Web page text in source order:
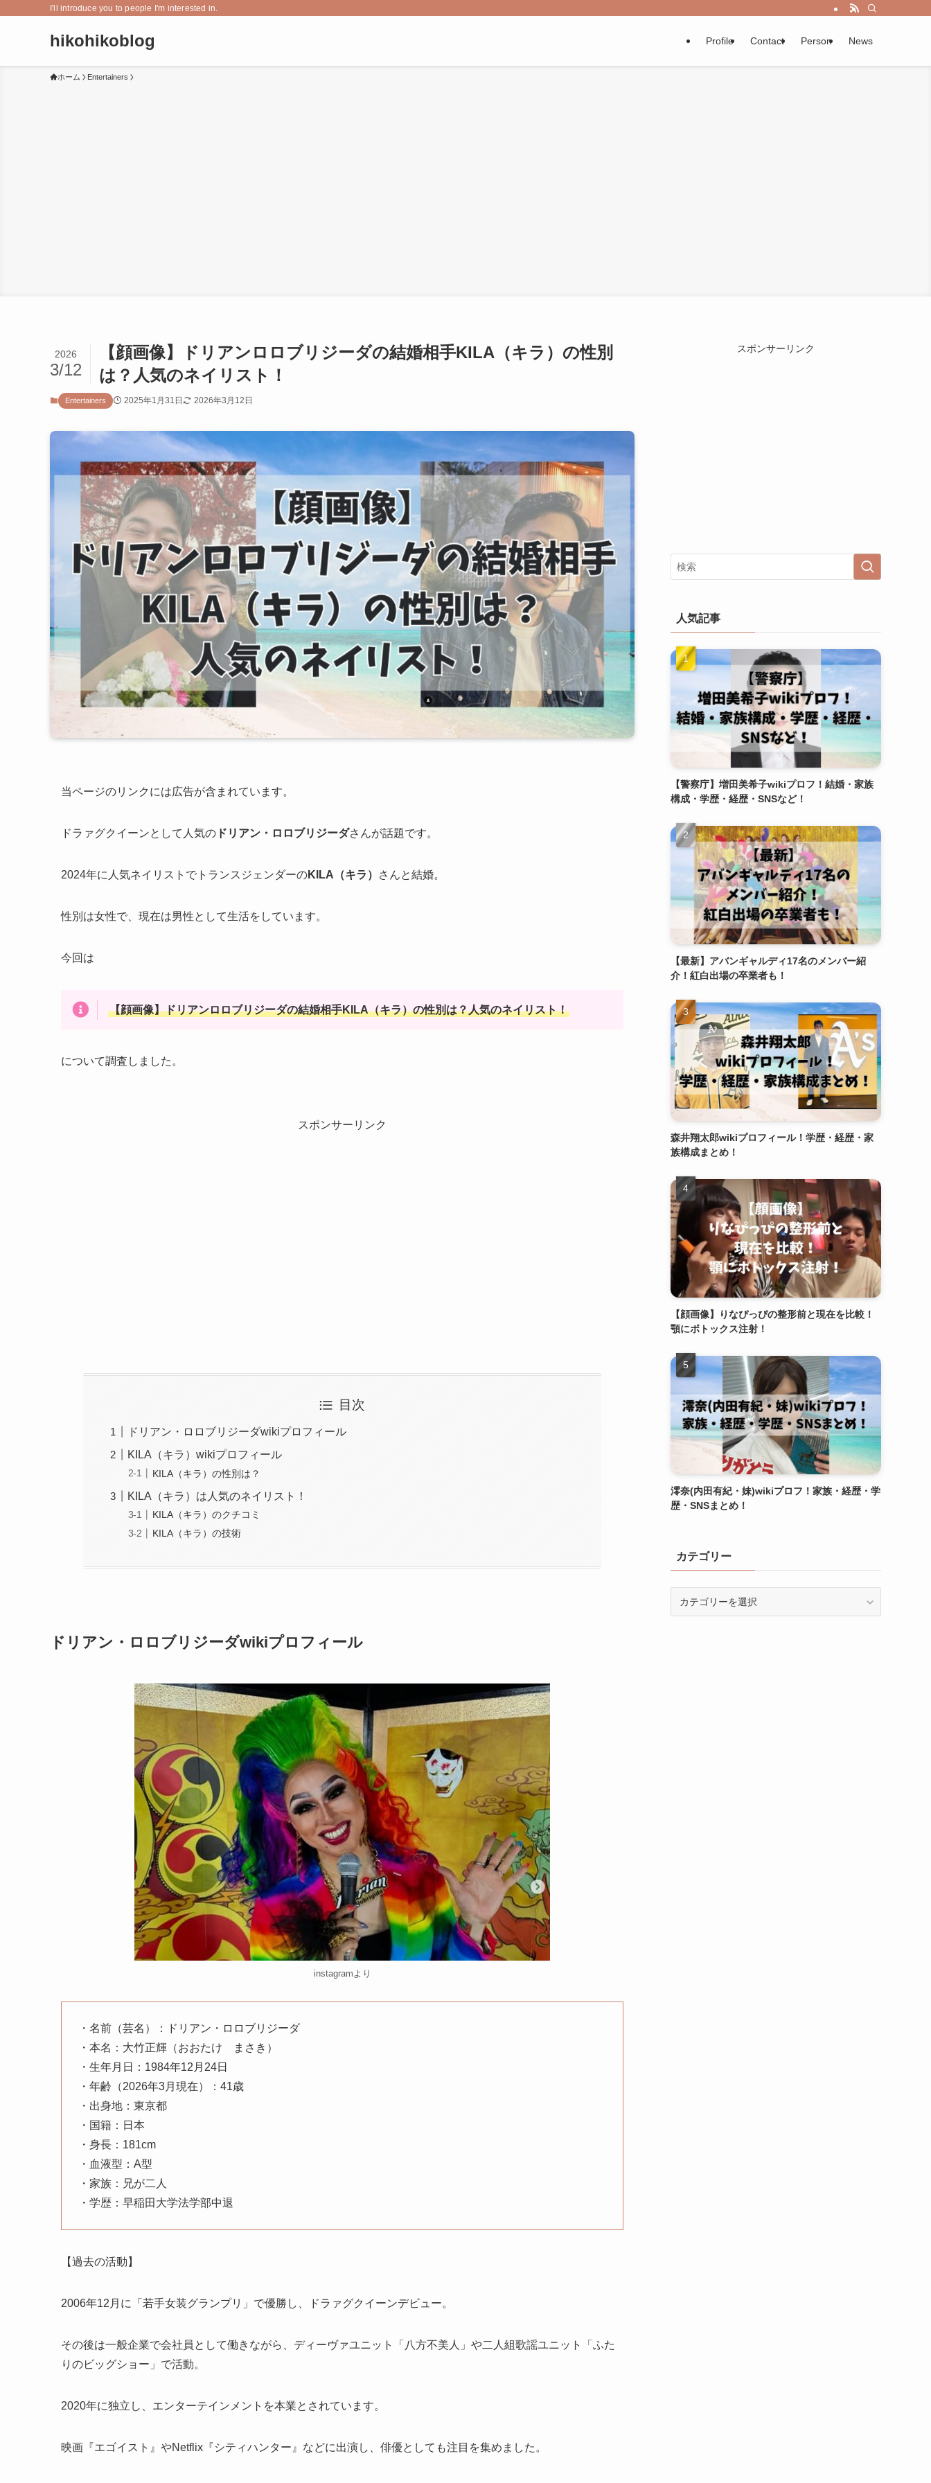
I'll introduce you to people I'm interested in.
hikohikoblog Profile Contact Person News
ホーム Entertainers
【顔画像】ドリアンロロブリジーダの結婚相手KILA（キラ）の性別
は？人気のネイリスト！
2026
3/12
Entertainers 2025年1月31日 2026年3月12日
当ページのリンクには広告が含まれています。
ドラァグクイーンとして人気の ドリアン・ロロブリジーダさんが話題です。
2024年に人気ネイリストでトランスジェンダーのKILA（キラ） さんと結婚。
性別は女性で、現在は男性として生活をしています。
今回は
【顔画像】ドリアンロロブリジーダの結婚相手KILA（キラ）の性別は？人気のネイリスト！
について調査しました。
スポンサーリンク
目次
ドリアン・ロロブリジーダwikiプロフィール
KILA（キラ）wikiプロフィール
KILA（キラ）の性別は？
KILA（キラ）は人気のネイリスト！
KILA（キラ）のクチコミ
KILA（キラ）の技術
ドリアン・ロロブリジーダwikiプロフィール
instagramより
・名前（芸名）：ドリアン・ロロブリジーダ
・本名：大竹正輝（おおたけ まさき）
・生年月日：1984年12月24日
・年齢（2026年3月現在）：41歳
・出身地：東京都
・国籍：日本
・身長：181cm
・血液型：A型
・家族：兄が二人
・学歴：早稲田大学法学部中退
【過去の活動】
2006年12月に「若手女装グランプリ」で優勝し、ドラァグクイーンデビュー。
その後は一般企業で会社員として働きながら、ディーヴァユニット「八方不美人」や二人組歌謡ユニット「ふた
りのビッグショー」で活動。
2020年に独立し、エンターテインメントを本業とされています。
映画『エゴイスト』やNetflix『シティハンター』などに出演し、俳優としても注目を集めました。
スポンサーリンク
人気記事
【警察庁】増田美希子wikiプロフ！結婚・家族
構成・学歴・経歴・SNSなど！
【最新】アバンギャルディ17名のメンバー紹
介！紅白出場の卒業者も！
森井翔太郎wikiプロフィール！学歴・経歴・家
族構成まとめ！
【顔画像】りなぴっぴの整形前と現在を比較！
顎にボトックス注射！
澪奈(内田有紀・妹)wikiプロフ！家族・経歴・学
歴・SNSまとめ！
カテゴリー